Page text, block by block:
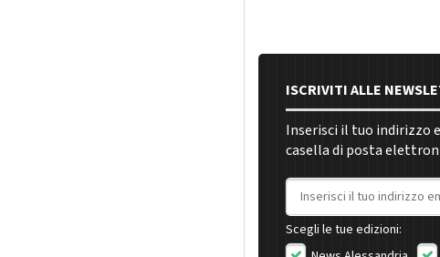
ISCRIVITI ALLE
Inserisci il tuo indirizzo
casella di posta
Indirizzo email
Scegli le tue edizioni: